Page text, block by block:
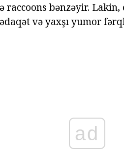
raccoons bənzəyir.
və yaxşı yumor
ad